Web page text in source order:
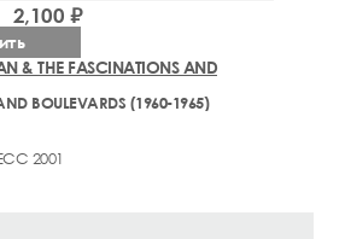
& THE FASCINATIONS AND
BOULEVARDS (1960-1965)
2001
2,100 ₽